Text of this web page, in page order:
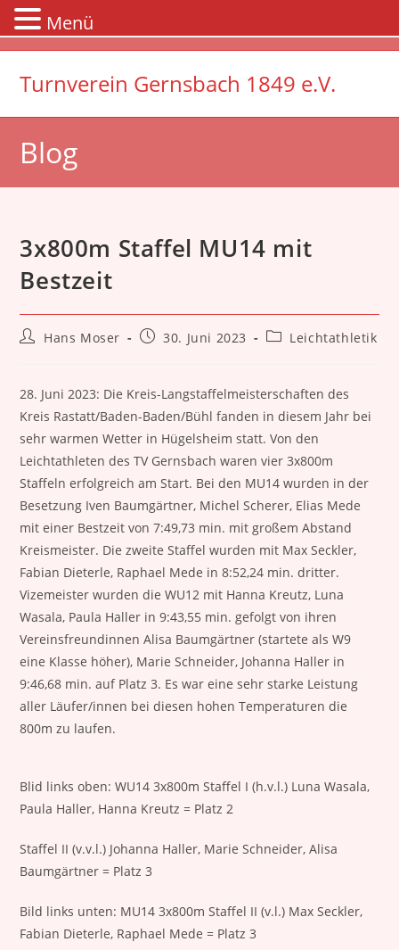
Zum
springen
Turnverein Gernsbach 1849 e.V.
Blog
3x800m Staffel MU14 mit
Bestzeit
Beitrags-
Hans Moser
Beitrag30. Juni 2023
Beitrags-
Leichtathletik
28. Juni 2023: Die Kreis-Langstaffelmeisterschaften des
Kreis Rastatt/Baden-Baden/Bühl fanden in diesem Jahr bei
sehr warmen Wetter in Hügelsheim statt. Von den
Leichtathleten des TV Gernsbach waren vier 3x800m
Staffeln erfolgreich am Start. Bei den MU14 wurden in der
Besetzung Iven Baumgärtner, Michel Scherer, Elias Mede
mit einer Bestzeit von 7:49,73 min. mit großem Abstand
Kreismeister. Die zweite Staffel wurden mit Max Seckler,
Fabian Dieterle, Raphael Mede in 8:52,24 min. dritter.
Vizemeister wurden die WU12 mit Hanna Kreutz, Luna
Wasala, Paula Haller in 9:43,55 min. gefolgt von ihren
Vereinsfreundinnen Alisa Baumgärtner (startete als W9
eine Klasse höher), Marie Schneider, Johanna Haller in
9:46,68 min. auf Platz 3. Es war eine sehr starke Leistung
aller Läufer/innen bei diesen hohen Temperaturen die
800m zu laufen.
Blid links oben: WU14 3x800m Staffel I (h.v.l.) Luna Wasala,
Paula Haller, Hanna Kreutz = Platz 2
Staffel II (v.v.l.) Johanna Haller, Marie Schneider, Alisa
Baumgärtner = Platz 3
Bild links unten: MU14 3x800m Staffel II (v.l.) Max Seckler,
Fabian Dieterle, Raphael Mede = Platz 3
Menü